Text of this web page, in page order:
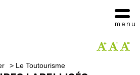
> Le Toutourisme
menu